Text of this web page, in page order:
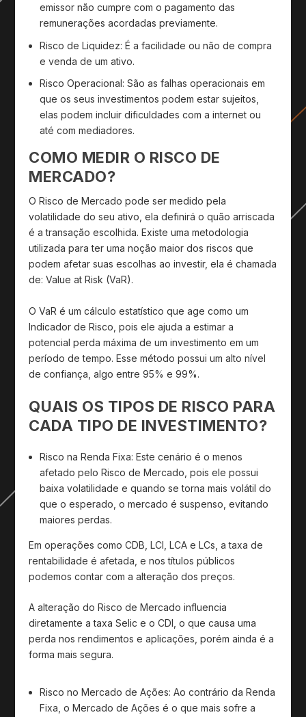
emissor não cumpre com o pagamento das
remunerações acordadas previamente.
Risco de Liquidez: É a facilidade ou não de compra
e venda de um ativo.
Risco Operacional:São as falhas operacionais em
que os seus investimentos podem estar sujeitos,
elas podem incluir dificuldades com a internet ou
até com mediadores.
COMO MEDIR O RISCO DE
MERCADO?
O Risco de Mercado pode ser medido pela
volatilidade do seu ativo, ela definirá o quão arriscada
é a transação escolhida. Existe uma metodologia
utilizada para ter uma noção maior dos riscos que
podem afetar suas escolhas ao investir, ela é chamada
de: Value at Risk (VaR).
O VaR é um cálculo estatístico que age como um
Indicador de Risco, pois ele ajuda a estimar a
potencial perda máxima de um investimento em um
período de tempo. Esse método possui um alto nível
de confiança, algo entre 95% e 99%.
QUAIS OS TIPOS DE RISCO PARA
CADA TIPO DE INVESTIMENTO?
Risco na Renda Fixa:Este cenário é o menos
afetado pelo Risco de Mercado, pois ele possui
baixa volatilidade e quando se torna mais volátil do
que o esperado, o mercado é suspenso, evitando
maiores perdas.
Em operações como CDB, LCI, LCA e LCs, a taxa de
rentabilidade é afetada, e nos títulos públicos
podemos contar com a alteração dos preços.
A alteração do Risco de Mercado influencia
diretamente a taxa Selic e o CDI, o que causa uma
perda nos rendimentos e aplicações, porém ainda é a
forma mais segura.
Risco no Mercado de Ações:Ao contrário da Renda
Fixa, o Mercado de Ações é o que mais sofre a